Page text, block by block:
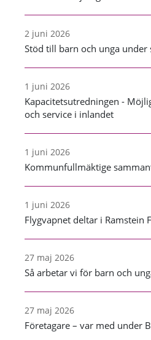
2 juni 2026
Stöd till barn och unga
1 juni 2026
Kapacitetsutredningen -
och service i inlandet
1 juni 2026
Kommunfullmäktige
1 juni 2026
Flygvapnet deltar i Ramstein
27 maj 2026
Så arbetar vi för barn och
27 maj 2026
Företagare – var med under